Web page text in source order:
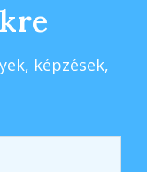
képzések,